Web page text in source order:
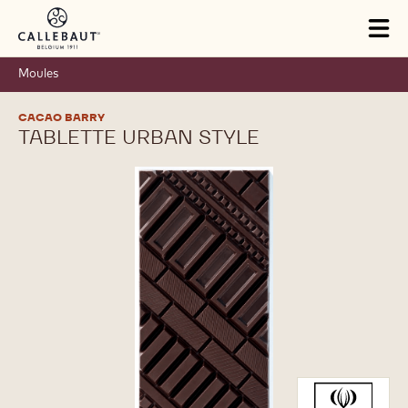
Skip to main content
Moules
CACAO BARRY
TABLETTE URBAN STYLE